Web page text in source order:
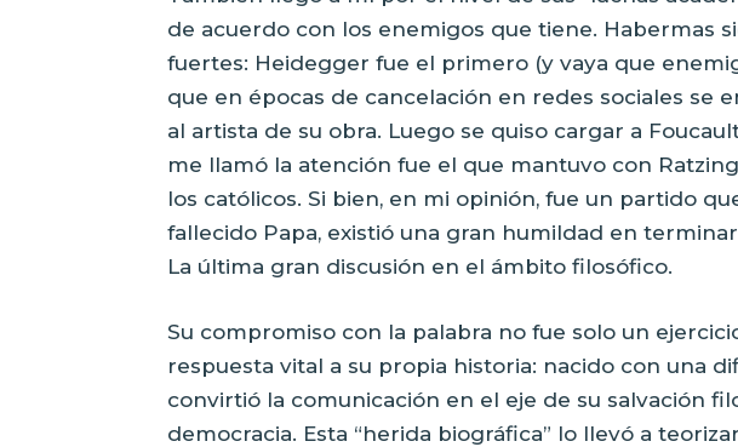
de acuerdo con los enemigos que tiene. Habermas
fuertes: Heidegger fue el primero (y vaya que
que en épocas de cancelación en redes sociales se
al artista de su obra. Luego se quiso cargar a
me llamó la atención fue el que mantuvo con
los católicos. Si bien, en mi opinión, fue un partido
fallecido Papa, existió una gran humildad en
La última gran discusión en el ámbito filosófico.
Su compromiso con la palabra no fue solo un
respuesta vital a su propia historia: nacido con una
convirtió la comunicación en el eje de su salvación
democracia. Esta “herida biográfica” lo llevó a